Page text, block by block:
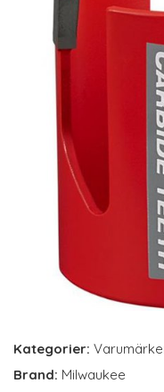
Kategorier:
Brand: Milwaukee